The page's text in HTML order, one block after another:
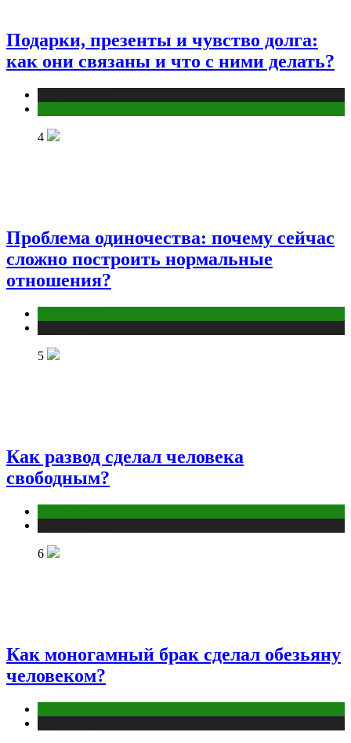
Подарки, презенты и чувство долга:
как они связаны и что с ними делать?
4
Проблема одиночества: почему сейчас
сложно построить нормальные
отношения?
5
Как развод сделал человека
свободным?
6
Как моногамный брак сделал обезьяну
человеком?